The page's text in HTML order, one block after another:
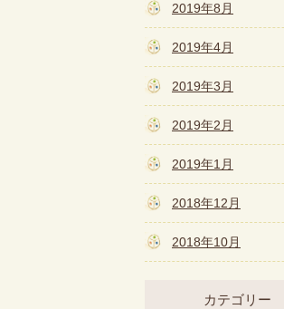
2019年8月
2019年4月
2019年3月
2019年2月
2019年1月
2018年12月
2018年10月
カテゴリー